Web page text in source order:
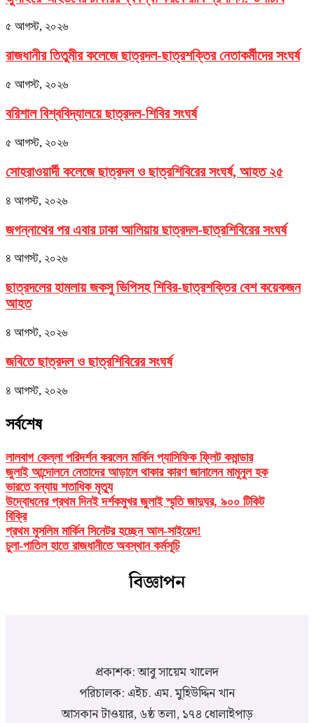
৫ আগস্ট, ২০২৬
রাজধানীর তিতুমীর কলেজে ছাত্রদল-ছাত্রশক্তির নেতাকর্মীদের সংঘর্ষ
৫ আগস্ট, ২০২৬
বরিশাল বিশ্ববিদ্যালয়ে ছাত্রদল-শিবির সংঘর্ষ
৫ আগস্ট, ২০২৬
সোহরাওয়ার্দী কলেজে ছাত্রদল ও ছাত্রশিবিরের সংঘর্ষ, আহত ২৫
৪ আগস্ট, ২০২৬
জগন্নাথের পর এবার ঢাকা আলিয়ায় ছাত্রদল-ছাত্রশিবিরের সংঘর্ষ
৪ আগস্ট, ২০২৬
ছাত্রদলের হামলায় জকসু ভিপিসহ শিবির-ছাত্রশক্তির বেশ কয়েকজন
আহত
৪ আগস্ট, ২০২৬
জবিতে ছাত্রদল ও ছাত্রশিবিরের সংঘর্ষ
৪ আগস্ট, ২০২৬
সর্বশেষ
লালবাগ কেল্লা পরিদর্শন করলেন মার্কিন প্যাসিফিক ফ্লিট কমান্ডার
জুলাই আন্দোলনে নেতাদের আড়ালে থাকার কারণ জানালেন মামুনুল হক
ভারতে বন্যায় শতাধিক মৃত্যু
উদ্বোধনের প্রথম দিনই দর্শকমুখর জুলাই স্মৃতি জাদুঘর, ৯০০ টিকিট
বিক্রি
প্রথম মুসলিম মার্কিন সিনেটর হচ্ছেন আল-সাইয়েদ!
চুলা-পাতিল হাতে রাজধানীতে অবস্থান কর্মসূচি
বিজ্ঞাপন
প্রকাশক: আবু সায়েম খালেদ
পরিচালক: এইচ. এম. মুহিউদ্দিন খান
আসকান টাওয়ার, ৬ষ্ঠ তলা, ১৭৪ ধোলাইপাড়